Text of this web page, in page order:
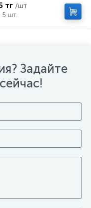
тг /шт
5 шт.
Задайте